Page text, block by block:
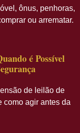
ônus, penhoras,
ou arrematar.
é Possível
de leilão de
como agir antes da